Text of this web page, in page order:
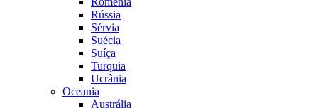
Rússia
Sérvia
Suécia
Suíça
Turquia
Ucrânia
Oceania
Austrália